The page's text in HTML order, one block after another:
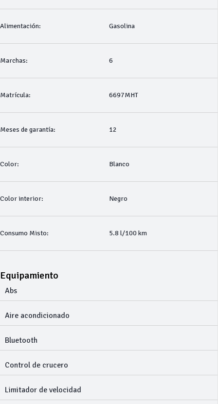
Alimentación: Gasolina
Marchas: 6
Matrícula: 6697MHT
Meses de garantía: 12
Color: Blanco
Color interior: Negro
Consumo Misto: 5.8 l/100 km
Equipamiento
Abs
Aire acondicionado
Bluetooth
Control de crucero
Limitador de velocidad